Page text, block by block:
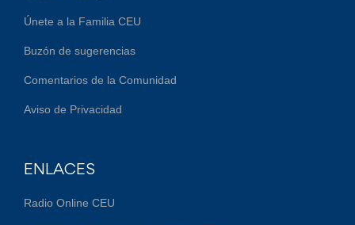
Únete a la Familia CEU
Buzón de sugerencias
Comentarios de la Comunidad
Aviso de Privacidad
ENLACES
Radio Online CEU